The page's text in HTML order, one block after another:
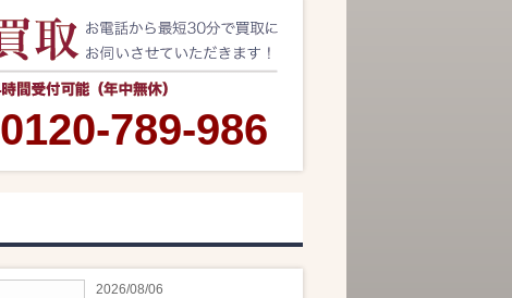
0120-789-986
2026/08/06